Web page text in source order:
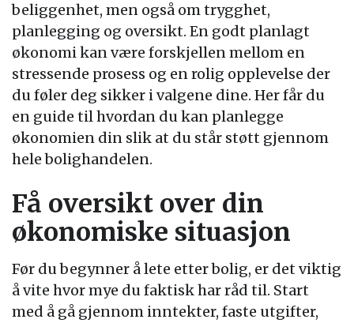
beliggenhet, men også om trygghet,
planlegging og oversikt. En godt planlagt
økonomi kan være forskjellen mellom en
stressende prosess og en rolig opplevelse der
du føler deg sikker i valgene dine. Her får du
en guide til hvordan du kan planlegge
økonomien din slik at du står støtt gjennom
hele bolighandelen.
Få oversikt over din
økonomiske situasjon
Før du begynner å lete etter bolig, er det viktig
å vite hvor mye du faktisk har råd til. Start
med å gå gjennom inntekter, faste utgifter,